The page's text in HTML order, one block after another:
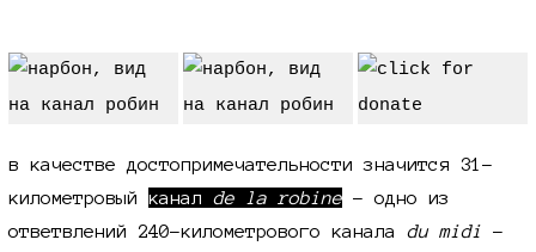
в качестве достопримечательности значится 31-
километровый канал de la robine - одно из
ответвлений 240-километрового канала du midi -